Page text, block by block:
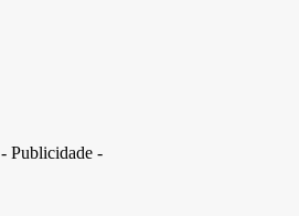
- Publicidade -